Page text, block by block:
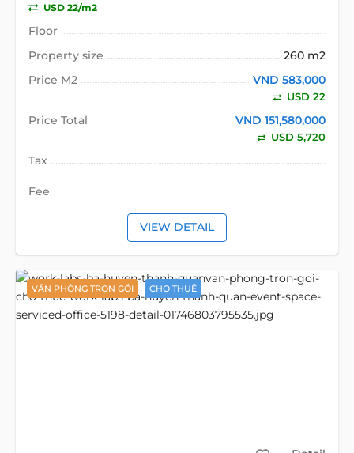
USD 22/m2
Floor
Property size
260 m2
Price M2
VND 583,000
USD 22
Price Total VND 151,580,000
USD 5,720
Tax
Fee
VIEW DETAIL
VĂN PHÒNG TRỌN GÓI CHO THUÊ